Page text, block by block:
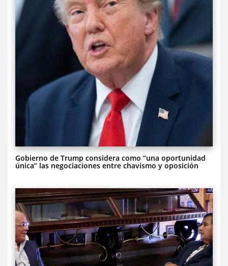
Gobierno de Trump considera como “una oportunidad
única” las negociaciones entre chavismo y oposición